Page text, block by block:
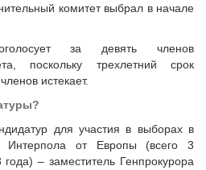
комитет выбрал в начале
за девять членов
поскольку трехлетний срок
истекает.
для участия в выборах в
Интерпола от Европы (всего 3
– заместитель Генпрокурора